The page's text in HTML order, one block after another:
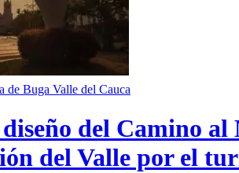
de Buga Valle del Cauca
del Camino
del Valle por el